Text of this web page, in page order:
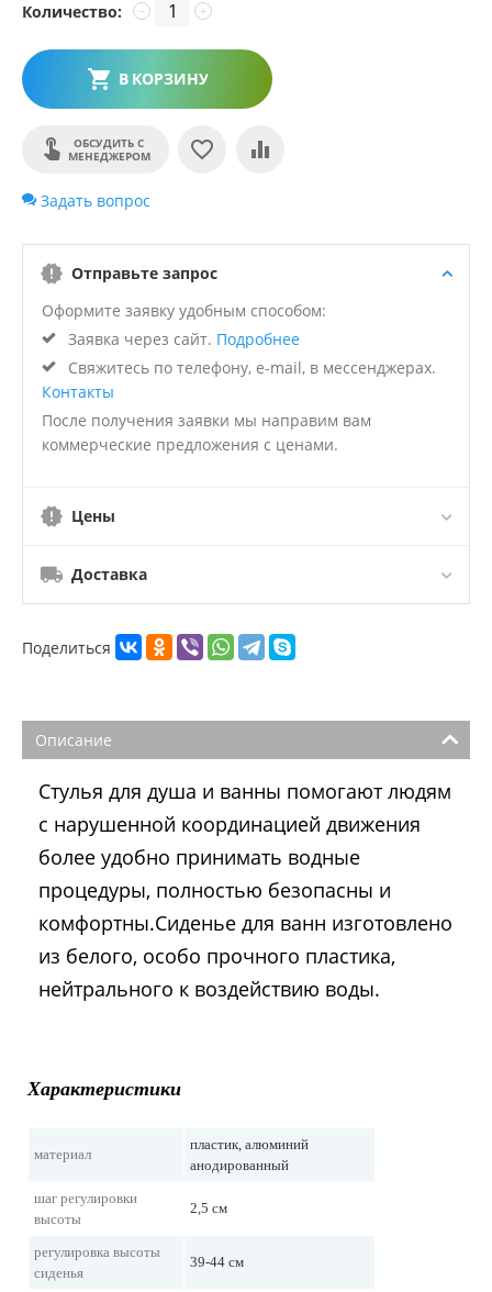
Количество: +
−
В КОРЗИНУ
ОБСУДИТЬ С
МЕНЕДЖЕРОМ
Задать вопрос
Отправьте запрос
Оформите заявку удобным способом:
Заявка через сайт. Подробнее
Свяжитесь по телефону, e-mail, в мессенджерах.
Контакты
После получения заявки мы направим вам
коммерческие предложения с ценами.
Цены
Доставка
Поделиться
Описание
Стулья для душа и ванны помогают людям
с нарушенной координацией движения
более удобно принимать водные
процедуры, полностью безопасны и
комфортны.Сиденье для ванн изготовлено
из белого, особо прочного пластика,
нейтрального к воздействию воды.
Характеристики
материал
пластик, алюминий
анодированный
шаг регулировки
высоты
2,5 см
регулировка высоты
сиденья
39-44 см